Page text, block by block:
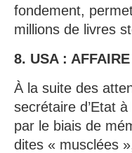
fondement,
millions de livres
8. USA :
À la suite des
secrétaire d’Etat
par le biais de
dites « musclées